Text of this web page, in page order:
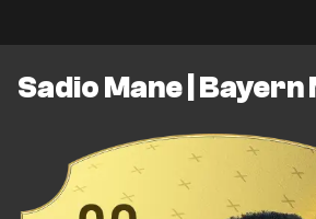
Sadio Mane | Bayern